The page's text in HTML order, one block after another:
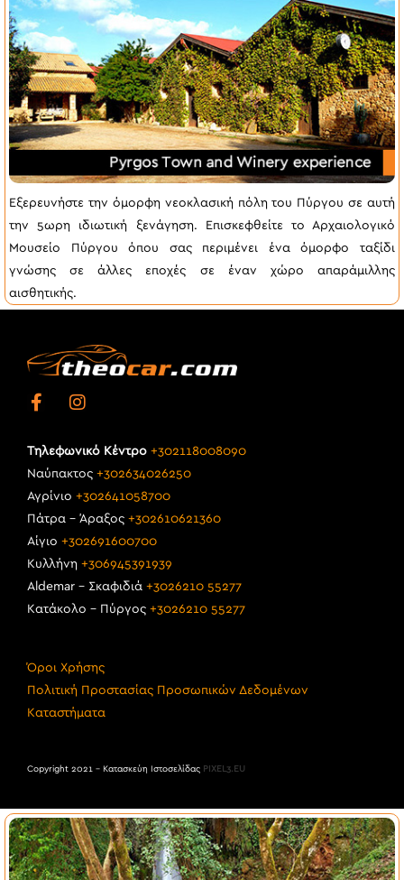
Εξερευνήστε την όμορφη νεοκλασική πόλη του Πύργου σε αυτή
την 5ωρη ιδιωτική ξενάγηση. Επισκεφθείτε το Αρχαιολογικό
Μουσείο Πύργου όπου σας περιμένει ένα όμορφο ταξίδι
γνώσης σε άλλες εποχές σε έναν χώρο απαράμιλλης
αισθητικής.
Τηλεφωνικό Κέντρο +302118008090
Ναύπακτος +302634026250
Αγρίνιο +302641058700
Πάτρα – Άραξος +302610621360
Αίγιο +302691600700
Κυλλήνη +306945391939
Aldemar – Σκαφιδιά +3026210 55277
Κατάκολο – Πύργος +3026210 55277
Όροι Χρήσης
Πολιτική Προστασίας Προσωπικών Δεδομένων
Καταστήματα
Copyright 2021 – Κατασκεύη Ιστοσελίδας PIXEL3.EU